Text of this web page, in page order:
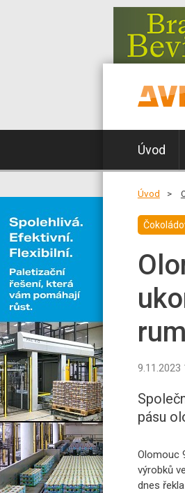
Úvod
Úvod
9.11.2023
pásu
Olomouc
výrobků
dnes